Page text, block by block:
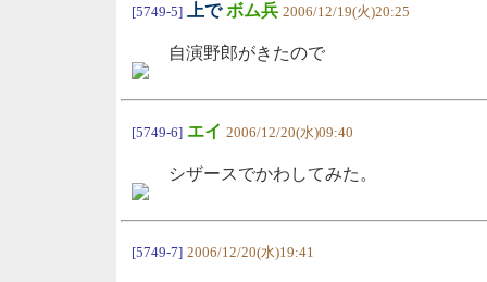
[5749-5] 上で ボム兵 2006/12/19(火)20:25
自演野郎がきたので
[5749-6] エイ 2006/12/20(水)09:40
シザースでかわしてみた。
[5749-7] 2006/12/20(水)19:41